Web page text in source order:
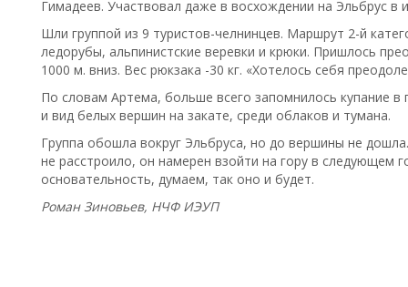
Гимадеев. Участвовал даже в восхождении на Эльбрус в
Шли группой из 9 туристов-челнинцев. Маршрут 2-й
ледорубы, альпинистские веревки и крюки. Пришлось
1000 м. вниз. Вес рюкзака -30 кг. «Хотелось себя
По словам Артема, больше всего запомнилось купание
и вид белых вершин на закате, среди облаков и тумана.
Группа обошла вокруг Эльбруса, но до вершины не
не расстроило, он намерен взойти на гору в следующем
основательность, думаем, так оно и будет.
Роман Зиновьев, НЧФ ИЭУП